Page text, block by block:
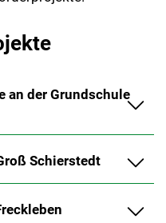
an der Grundschule
Schierstedt